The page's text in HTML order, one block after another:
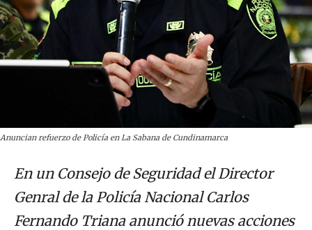
Anuncian refuerzo de Policía en La Sabana de Cundinamarca
En un Consejo de Seguridad el Director
Genral de la Policía Nacional Carlos
Fernando Triana anunció nuevas acciones